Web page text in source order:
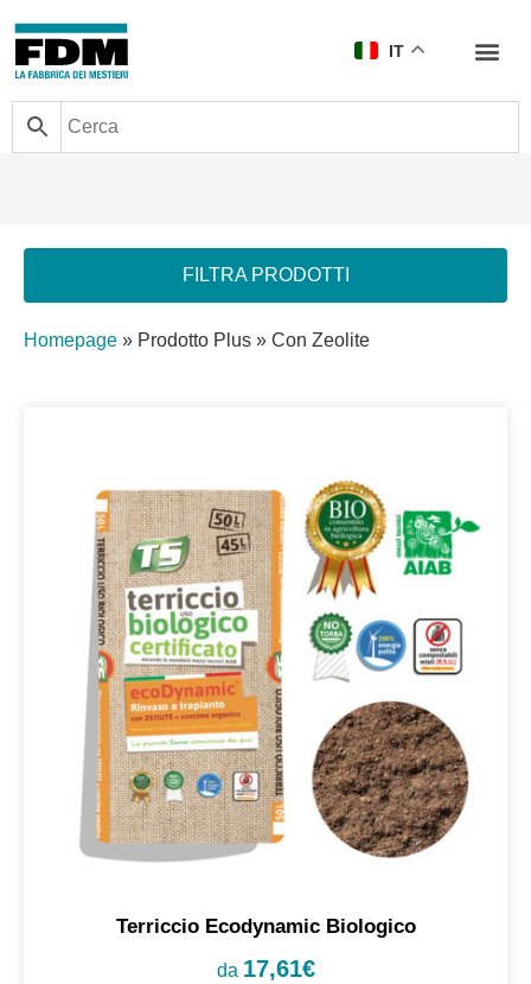
IT
FILTRA PRODOTTI
Homepage » Prodotto Plus » Con Zeolite
Terriccio Ecodynamic Biologico
da 17,61€